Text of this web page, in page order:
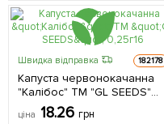
Швидка відправка 182178
Капуста червонокачанна
"Калібос" ТМ "GL SEEDS"
0,25г
ціна 18.26 грн